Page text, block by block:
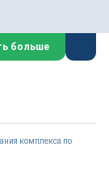
больше
комплекса по